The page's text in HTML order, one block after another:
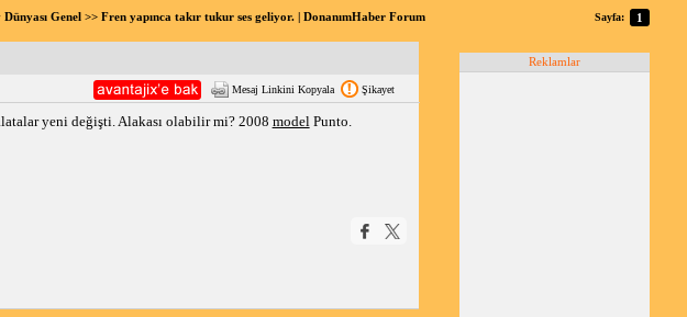
Popüler Mesajlar
Genel>> Fren yapınca takır tukur ses geliyor. | DonanımHaber Forum Sayfa: 1
Mesaj Linkini Kopyala Şikayet
yeni değişti. Alakası olabilir mi? 2008 modelPunto.
Reklamlar